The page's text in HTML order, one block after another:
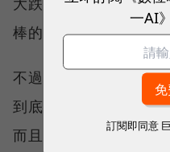
棒的即時社群反饋。
不過說實話，光是要
到底有什麼特殊能力，
而且這個領域變化極
一AI
訂閱即同意